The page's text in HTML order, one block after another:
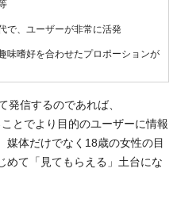
で、ユーザーが非常に活発
味嗜好を合わせたプロポーションが
発信するのであれば、
とでより目的のユーザーに情報
媒体だけでなく18歳の女性の目
めて「見てもらえる」土台にな